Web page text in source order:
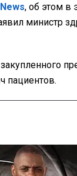
, об этом в
министр
пациентов.